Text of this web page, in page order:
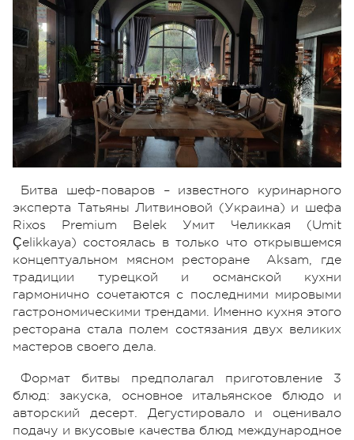
Битва шеф-поваров – известного куринарного
эксперта Татьяны Литвиновой (Украина) и шефа
Rixos Premium Belek Умит Челиккая (Umit
Çelikkaya) состоялась в только что открывшемся
концептуальном мясном ресторане Aksam, где
традиции турецкой и османской кухни
гармонично сочетаются с последними мировыми
гастрономическими трендами. Именно кухня этого
ресторана стала полем состязания двух великих
мастеров своего дела.
Формат битвы предполагал приготовление 3
блюд: закуска, основное итальянское блюдо и
авторский десерт. Дегустировало и оценивало
подачу и вкусовые качества блюд международное